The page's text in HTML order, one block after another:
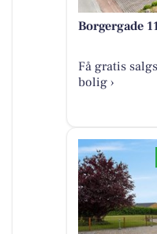
Borgergade
Få gratis
bolig ›